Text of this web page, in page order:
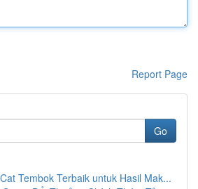
Report Page
Go
Tembok Terbaik untuk Hasil Mak...